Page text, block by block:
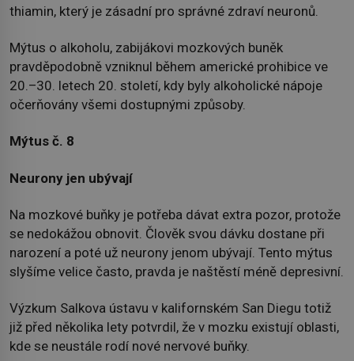
thiamin, který je zásadní pro správné zdraví neuronů.
Mýtus o alkoholu, zabijákovi mozkových buněk
pravděpodobně vzniknul během americké prohibice ve
20.–30. letech 20. století, kdy byly alkoholické nápoje
očerňovány všemi dostupnými způsoby.
Mýtus č. 8
Neurony jen ubývají
Na mozkové buňky je potřeba dávat extra pozor, protože
se nedokážou obnovit. Člověk svou dávku dostane při
narození a poté už neurony jenom ubývají. Tento mýtus
slyšíme velice často, pravda je naštěstí méně depresivní.
Výzkum Salkova ústavu v kalifornském San Diegu totiž
již před několika lety potvrdil, že v mozku existují oblasti,
kde se neustále rodí nové nervové buňky.